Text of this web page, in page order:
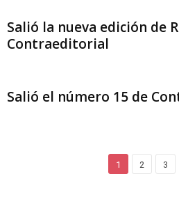
Salió la nueva edición de
Contraeditorial
Salió el número 15 de
1 2 3